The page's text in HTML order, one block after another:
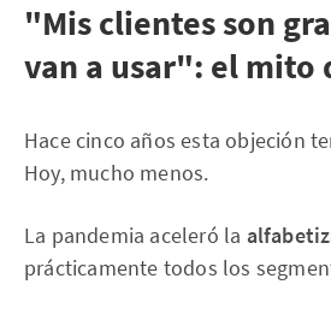
"Mis clientes son
van a usar": el mito
Hace cinco años esta objeción
Hoy, mucho menos.
La pandemia aceleró la
prácticamente todos los